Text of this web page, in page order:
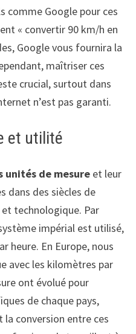
comme Google pour ces
« convertir 90 km/h en
Google vous fournira la
maîtriser ces
crucial, surtout dans
n’est pas garanti.
et utilité
unités de mesureet leur
dans des siècles de
technologique. Par
impérial est utilisé,
heure. En Europe, nous
avec les kilomètres par
ont évolué pour
de chaque pays,
conversion entre ces